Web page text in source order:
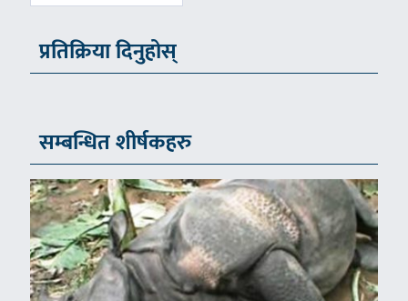
प्रतिक्रिया दिनुहोस्
सम्बन्धित शीर्षकहरु